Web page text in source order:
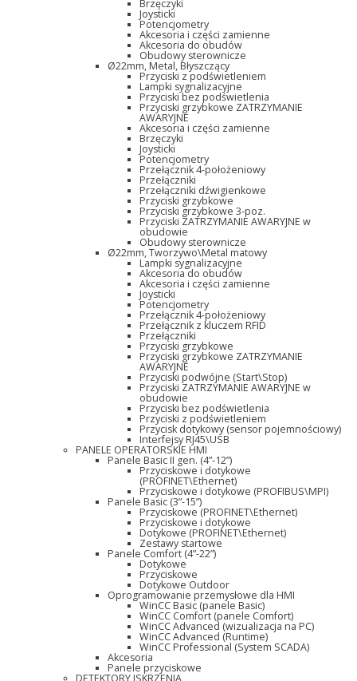
Brzęczyki
Joysticki
Potencjometry
Akcesoria i części zamienne
Akcesoria do obudów
Obudowy sterownicze
Ø22mm, Metal, Błyszczący
Przyciski z podświetleniem
Lampki sygnalizacyjne
Przyciski bez podświetlenia
Przyciski grzybkowe ZATRZYMANIE
AWARYJNE
Akcesoria i części zamienne
Brzęczyki
Joysticki
Potencjometry
Przełącznik 4-położeniowy
Przełączniki
Przełączniki dźwigienkowe
Przyciski grzybkowe
Przyciski grzybkowe 3-poz.
Przyciski ZATRZYMANIE AWARYJNE w
obudowie
Obudowy sterownicze
Ø22mm, Tworzywo\Metal matowy
Lampki sygnalizacyjne
Akcesoria do obudów
Akcesoria i części zamienne
Joysticki
Potencjometry
Przełącznik 4-położeniowy
Przełącznik z kluczem RFID
Przełączniki
Przyciski grzybkowe
Przyciski grzybkowe ZATRZYMANIE
AWARYJNE
Przyciski podwójne (Start\Stop)
Przyciski ZATRZYMANIE AWARYJNE w
obudowie
Przyciski bez podświetlenia
Przyciski z podświetleniem
Przycisk dotykowy (sensor pojemnościowy)
Interfejsy RJ45\USB
PANELE OPERATORSKIE HMI
Panele Basic II gen. (4”-12”)
Przyciskowe i dotykowe
(PROFINET\Ethernet)
Przyciskowe i dotykowe (PROFIBUS\MPI)
Panele Basic (3”-15”)
Przyciskowe (PROFINET\Ethernet)
Przyciskowe i dotykowe
Dotykowe (PROFINET\Ethernet)
Zestawy startowe
Panele Comfort (4”-22”)
Dotykowe
Przyciskowe
Dotykowe Outdoor
Oprogramowanie przemysłowe dla HMI
WinCC Basic (panele Basic)
WinCC Comfort (panele Comfort)
WinCC Advanced (wizualizacja na PC)
WinCC Advanced (Runtime)
WinCC Professional (System SCADA)
Akcesoria
Panele przyciskowe